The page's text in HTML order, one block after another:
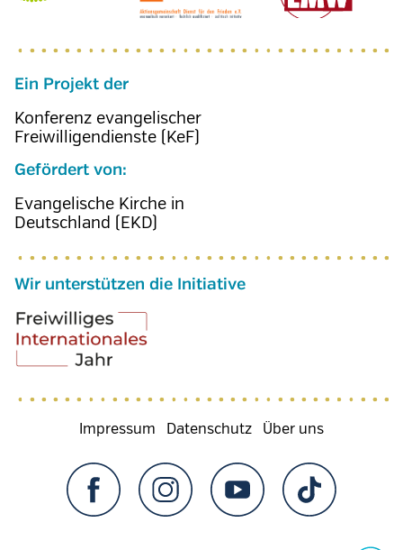
Ein Projekt der
Konferenz evangelischer
Freiwilligendienste (KeF)
Gefördert von:
Evangelische Kirche in
Deutschland (EKD)
Wir unterstützen die Initiative
Fußzeilenmenü
Impressum Datenschutz Über uns